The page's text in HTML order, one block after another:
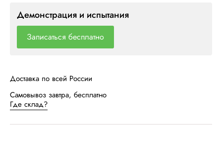
Демонстрация и испытания
Записаться бесплатно
Доставка по всей России
Самовывоз завтра, бесплатно
Где склад?